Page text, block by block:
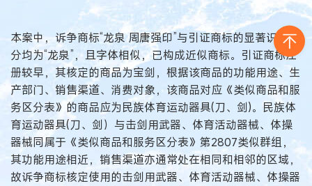
本案中，诉争商标“龙泉 周唐强印”与引证商标的显著识别部
分均为“龙泉”，且字体相似，已构成近似商标。引证商标注
册较早，其核定的商品为宝剑，根据该商品的功能用途、生
产部门、销售渠道、消费对象，该商品对应《类似商品和服
务区分表》的商品应为民族体育运动器具(刀、剑)。民族体
育运动器具(刀、剑）与击剑用武器、体育活动器械、体操
器械同属于《类似商品和服务区分表》第2807类似群组，
其功能用途相近，销售渠道亦通常处在相同和相邻的区域，
故诉争商标核定使用的击剑用武器、体育活动器械、体操器